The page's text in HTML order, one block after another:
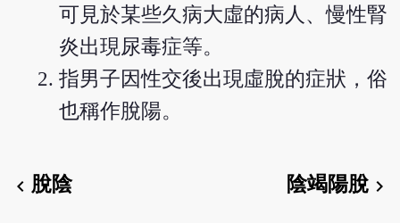
可見於某些久病大虛的病人、慢性腎
炎出現尿毒症等。
指男子因性交後出現虛脫的症狀，俗
也稱作脫陽。
chevron_left脫陰 陰竭陽脫chevron_right